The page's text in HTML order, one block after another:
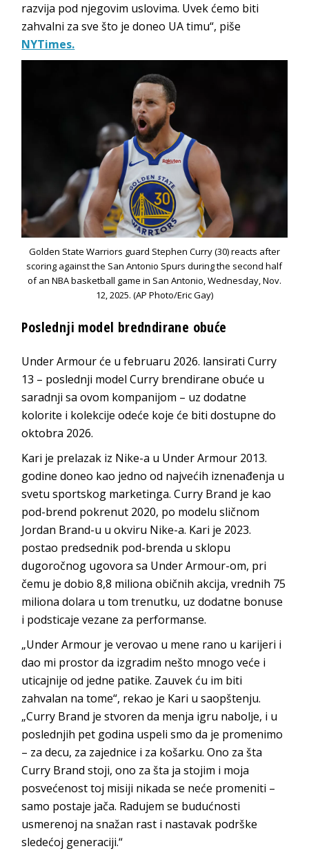
razvija pod njegovim uslovima. Uvek ćemo biti
zahvalni za sve što je doneo UA timu“, piše
NYTimes.
Golden State Warriors guard Stephen Curry (30) reacts after
scoring against the San Antonio Spurs during the second half
of an NBA basketball game in San Antonio, Wednesday, Nov.
12, 2025. (AP Photo/Eric Gay)
Poslednji model bredndirane obuće
Under Armour će u februaru 2026. lansirati Curry
13 – poslednji model Curry brendirane obuće u
saradnji sa ovom kompanijom – uz dodatne
kolorite i kolekcije odeće koje će biti dostupne do
oktobra 2026.
Kari je prelazak iz Nike-a u Under Armour 2013.
godine doneo kao jedno od najvećih iznenađenja u
svetu sportskog marketinga. Curry Brand je kao
pod-brend pokrenut 2020, po modelu sličnom
Jordan Brand-u u okviru Nike-a. Kari je 2023.
postao predsednik pod-brenda u sklopu
dugoročnog ugovora sa Under Armour-om, pri
čemu je dobio 8,8 miliona običnih akcija, vrednih 75
miliona dolara u tom trenutku, uz dodatne bonuse
i podsticaje vezane za performanse.
„Under Armour je verovao u mene rano u karijeri i
dao mi prostor da izgradim nešto mnogo veće i
uticajnije od jedne patike. Zauvek ću im biti
zahvalan na tome“, rekao je Kari u saopštenju.
„Curry Brand je stvoren da menja igru nabolje, i u
poslednjih pet godina uspeli smo da je promenimo
– za decu, za zajednice i za košarku. Ono za šta
Curry Brand stoji, ono za šta ja stojim i moja
posvećenost toj misiji nikada se neće promeniti –
samo postaje jača. Radujem se budućnosti
usmerenoj na snažan rast i nastavak podrške
sledećoj generaciji.“